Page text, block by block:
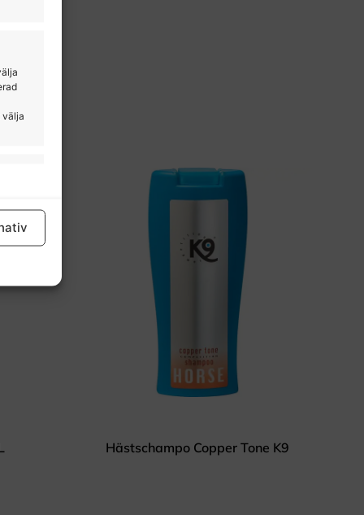
välja
Hästschampo Copper Tone K9